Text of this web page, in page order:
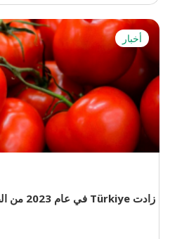
أخبار
زادت Türkiye في عام 2023 من الطماطم بأكثر من 40 ٪